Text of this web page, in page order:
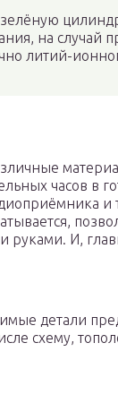
на случай
литий-
часов в
и
руками. И,
детали
схему,